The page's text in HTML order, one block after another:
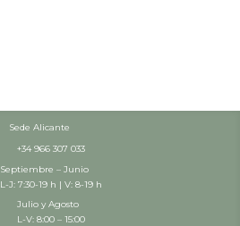
Sede Alicante
+34 966 307 033
Septiembre – Junio
L-J: 7:30-19 h | V: 8-19 h
Julio y Agosto
L-V: 8:00 – 15:00